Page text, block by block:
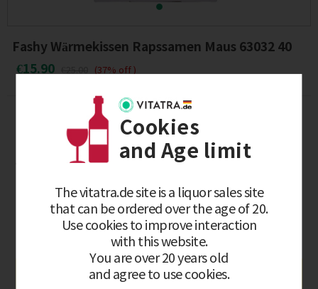
Cookies
and Age limit
The vitatra.de site is a liquor sales site
that can be ordered over the age of 20.
Use cookies to improve interaction
with this website.
You are over 20 years old
and agree to use cookies.
Fashy Wärmekissen Rapssamen Maus 63032 40
€15.90
(37% off )
Fashy
Availability : Out of stock
Product ready : between 2~5days
Quantity :
Notify Me